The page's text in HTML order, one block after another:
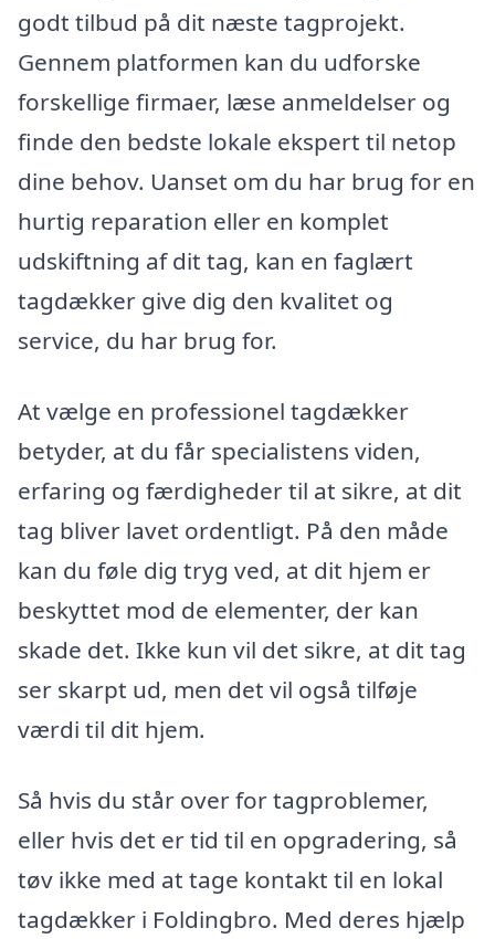
godt tilbud på dit næste tagprojekt.
Gennem platformen kan du udforske
forskellige firmaer, læse anmeldelser og
finde den bedste lokale ekspert til netop
dine behov. Uanset om du har brug for en
hurtig reparation eller en komplet
udskiftning af dit tag, kan en faglært
tagdækker give dig den kvalitet og
service, du har brug for.
At vælge en professionel tagdækker
betyder, at du får specialistens viden,
erfaring og færdigheder til at sikre, at dit
tag bliver lavet ordentligt. På den måde
kan du føle dig tryg ved, at dit hjem er
beskyttet mod de elementer, der kan
skade det. Ikke kun vil det sikre, at dit tag
ser skarpt ud, men det vil også tilføje
værdi til dit hjem.
Så hvis du står over for tagproblemer,
eller hvis det er tid til en opgradering, så
tøv ikke med at tage kontakt til en lokal
tagdækker i Foldingbro. Med deres hjælp